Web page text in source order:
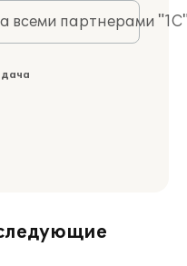
всеми партнерами